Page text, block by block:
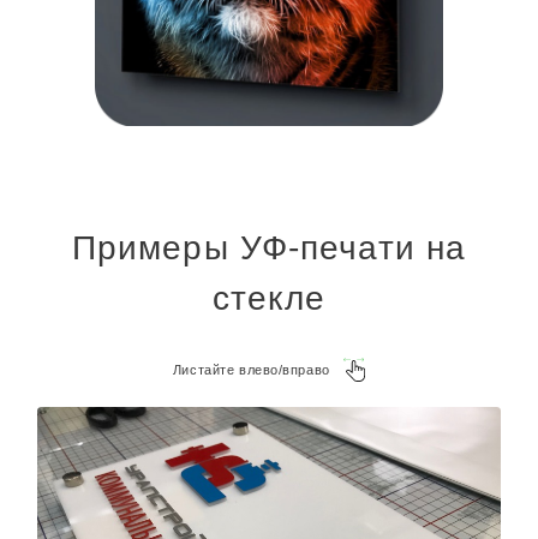
Примеры УФ-печати на
стекле
Листайте влево/вправо